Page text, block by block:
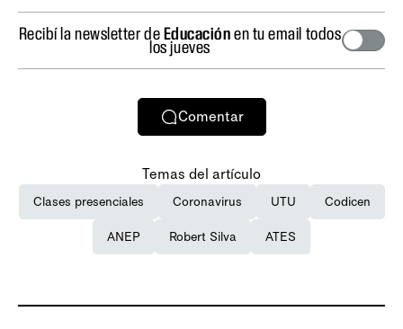
Recibí la newsletter deEducaciónen tu email todos
los jueves
Comentar
Temas del artículo
Clases presenciales Coronavirus UTU Codicen
ANEP Robert Silva ATES